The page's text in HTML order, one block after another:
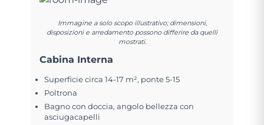
Immagine a solo scopo illustrativo; dimensioni,
disposizioni e arredamento possono differire da quelli
mostrati.
Cabina Interna
Superficie circa 14-17 m², ponte 5-15
Poltrona
Bagno con doccia, angolo bellezza con
asciugacapelli